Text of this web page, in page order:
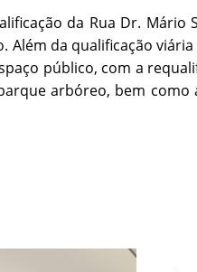
da Rua Dr. Mário
da qualificação
público, com a
arbóreo, bem